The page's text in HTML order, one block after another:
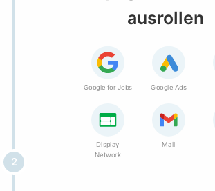
Google for Jobs Google Ads
Display
Network
Mail
ausrollen
2